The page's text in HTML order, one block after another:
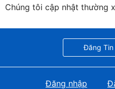
Chúng tôi cập nhật thường
Đăng Tin
Đăng nhập